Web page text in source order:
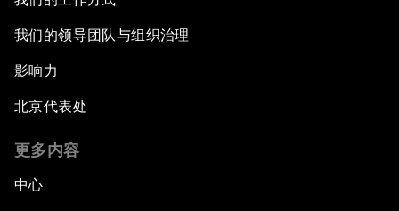
我们的领导团队与组织治理
影响力
北京代表处
更多内容
中心